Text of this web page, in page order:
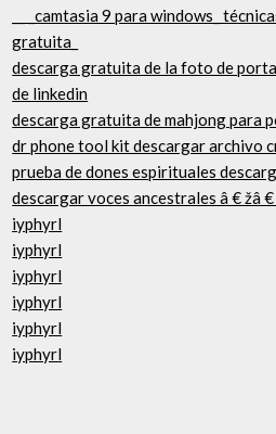
__ _camtasia 9 para windows_
gratuita_
descarga gratuita de la foto de
de linkedin
descarga gratuita de mahjong para
dr phone tool kit descargar archivo
prueba de dones espirituales
descargar voces ancestrales â € žâ
iyphyrl
iyphyrl
iyphyrl
iyphyrl
iyphyrl
iyphyrl